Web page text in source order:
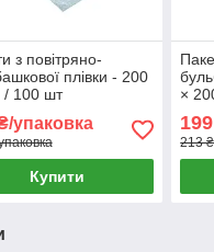
з повітряно-
плівки - 200
/ 100 шт
упаковка
Купити
×
199
213